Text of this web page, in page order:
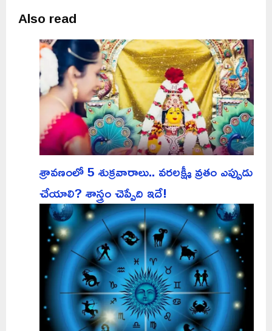
Also read
శ్రావణంలో 5 శుక్రవారాలు.. వరలక్ష్మీ వ్రతం ఎప్పుడు
చేయాలి? శాస్త్రం చెప్పేది ఇదే!